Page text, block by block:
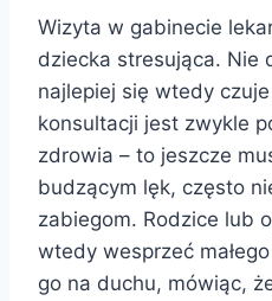
Wizyta w gabinecie
dziecka stresująca. Nie
najlepiej się wtedy
konsultacji jest zwykle
zdrowia – to jeszcze
budzącym lęk, często
zabiegom. Rodzice lub
wtedy wesprzeć
go na duchu, mówiąc,